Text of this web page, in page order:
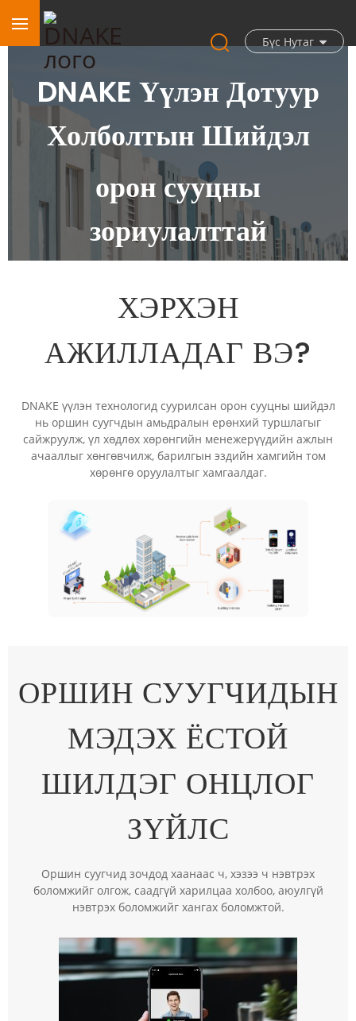
Бүс Нутаг
DNAKE Үүлэн Дотуур
Холболтын Шийдэл
орон сууцны
зориулалттай
ХЭРХЭН
АЖИЛЛАДАГ ВЭ?
DNAKE үүлэн технологид суурилсан орон сууцны шийдэл
нь оршин суугчдын амьдралын ерөнхий туршлагыг
сайжруулж, үл хөдлөх хөрөнгийн менежерүүдийн ажлын
ачааллыг хөнгөвчилж, барилгын эздийн хамгийн том
хөрөнгө оруулалтыг хамгаалдаг.
ОРШИН СУУГЧИДЫН
МЭДЭХ ЁСТОЙ
ШИЛДЭГ ОНЦЛОГ
ЗҮЙЛС
Оршин суугчид зочдод хаанаас ч, хэзээ ч нэвтрэх
боломжийг олгож, саадгүй харилцаа холбоо, аюулгүй
нэвтрэх боломжийг хангах боломжтой.